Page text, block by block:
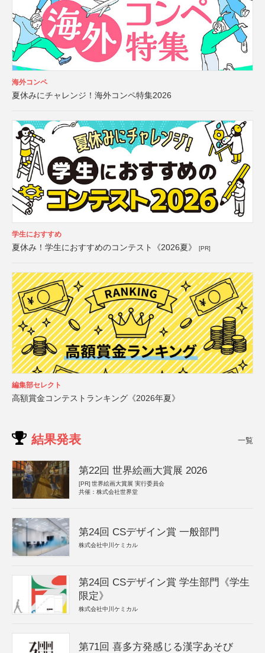
海外コンペ
夏休みにチャレンジ！海外コンペ特集2026
学生におすすめ
夏休み！学生におすすめのコンテスト《2026夏》 [PR]
編集部セレクト
高額賞金コンテストランキング《2026年夏》
結果発表 一覧
第22回 世界絵画大賞展 2026
[PR] 世界絵画大賞展 実行委員会
共催：株式会社世界堂
第24回 CSデザイン賞 一般部門
株式会社中川ケミカル
第24回 CSデザイン賞 学生部門《学生
限定》
株式会社中川ケミカル
第71回 喜多方発感じる漢字あそび